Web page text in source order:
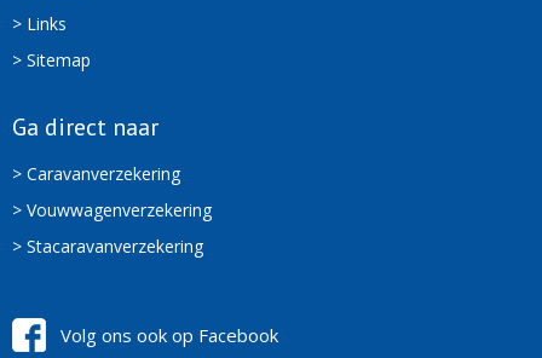
> Links
> Sitemap
Ga direct naar
> Caravanverzekering
> Vouwwagenverzekering
> Stacaravanverzekering
Volg ons ook op Facebook